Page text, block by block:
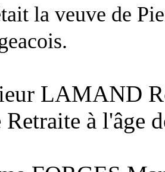
la veuve de
LAMAND
à l'âge